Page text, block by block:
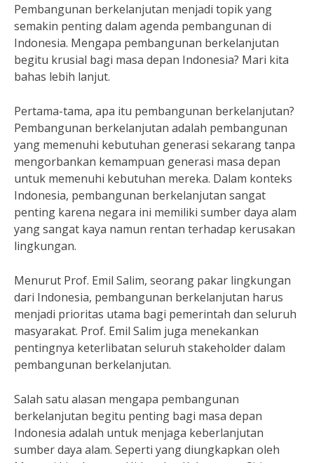
Pembangunan berkelanjutan menjadi topik yang
semakin penting dalam agenda pembangunan di
Indonesia. Mengapa pembangunan berkelanjutan
begitu krusial bagi masa depan Indonesia? Mari kita
bahas lebih lanjut.
Pertama-tama, apa itu pembangunan berkelanjutan?
Pembangunan berkelanjutan adalah pembangunan
yang memenuhi kebutuhan generasi sekarang tanpa
mengorbankan kemampuan generasi masa depan
untuk memenuhi kebutuhan mereka. Dalam konteks
Indonesia, pembangunan berkelanjutan sangat
penting karena negara ini memiliki sumber daya alam
yang sangat kaya namun rentan terhadap kerusakan
lingkungan.
Menurut Prof. Emil Salim, seorang pakar lingkungan
dari Indonesia, pembangunan berkelanjutan harus
menjadi prioritas utama bagi pemerintah dan seluruh
masyarakat. Prof. Emil Salim juga menekankan
pentingnya keterlibatan seluruh stakeholder dalam
pembangunan berkelanjutan.
Salah satu alasan mengapa pembangunan
berkelanjutan begitu penting bagi masa depan
Indonesia adalah untuk menjaga keberlanjutan
sumber daya alam. Seperti yang diungkapkan oleh